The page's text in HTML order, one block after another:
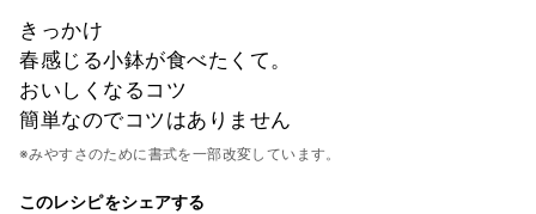
きっかけ
春感じる小鉢が食べたくて。
おいしくなるコツ
簡単なのでコツはありません
※みやすさのために書式を一部改変しています。
このレシピをシェアする